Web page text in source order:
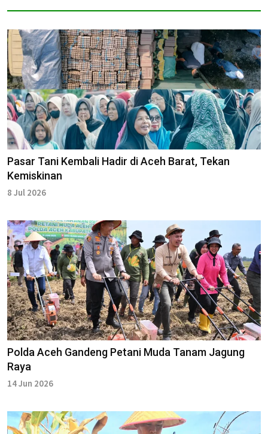
Pasar Tani Kembali Hadir di Aceh Barat, Tekan
Kemiskinan
8 Jul 2026
Polda Aceh Gandeng Petani Muda Tanam Jagung
Raya
14 Jun 2026